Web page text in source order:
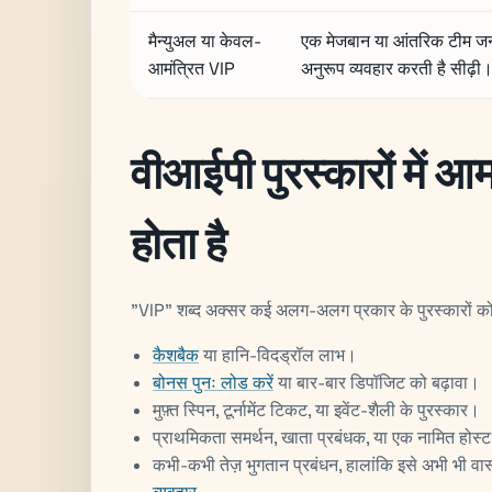
मैन्युअल या केवल-
आमंत्रित VIP
एक मेजबान या आंतरिक टीम
अनुरूप व्यवहार करती है सीढ़ी।
वीआईपी पुरस्कारों में
होता है
"VIP" शब्द अक्सर कई अलग-अलग प्रकार के पुरस्कारों को
कैशबैकया हानि-विदड्रॉल लाभ।
बोनस पुनः लोड करेंया बार-बार डिपॉजिट को बढ़ावा।
मुफ़्त स्पिन, टूर्नामेंट टिकट, या इवेंट-शैली के पुरस्कार।
प्राथमिकता समर्थन, खाता प्रबंधक, या एक नामित
कभी-कभी तेज़ भुगतान प्रबंधन, हालांकि इसे अभी भी